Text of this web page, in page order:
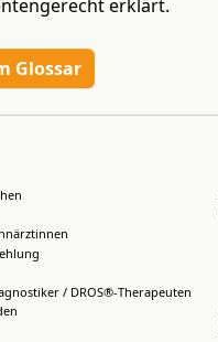
erklärt.
Glossar
/ DROS®-Therapeuten